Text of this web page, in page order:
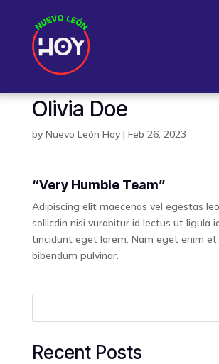
Olivia Doe
by Nuevo León Hoy| Feb 26, 2023
“Very Humble Team”
Adipiscing elit maecenas vel egestas
sollicdin nisi vurabitur id lectus ut ligula
tincidunt eget lorem. Nam eget enim
bibendum pulvinar.
Recent Posts